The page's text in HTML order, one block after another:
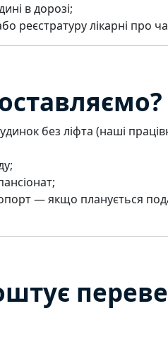
в дорозі;
реєстратуру лікарні про
без ліфта (наші
— якщо планується